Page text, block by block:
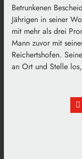
Betrunkenen
Jährigen in seiner
mit mehr als drei
Mann zuvor mit
Reichertshofen.
an Ort und Stelle